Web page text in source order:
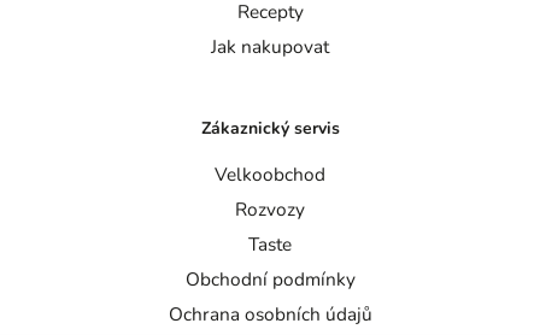
Recepty
Jak nakupovat
Zákaznický servis
Velkoobchod
Rozvozy
Taste
Obchodní podmínky
Ochrana osobních údajů